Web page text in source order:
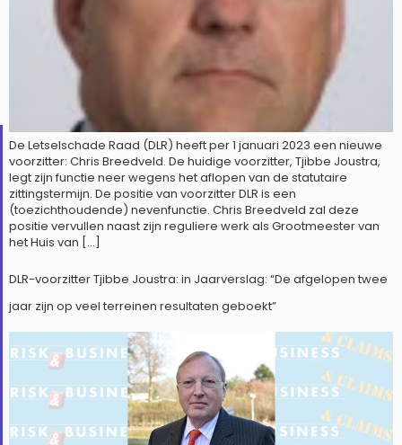
De Letselschade Raad (DLR) heeft per 1 januari 2023 een nieuwe
voorzitter: Chris Breedveld. De huidige voorzitter, Tjibbe Joustra,
legt zijn functie neer wegens het aflopen van de statutaire
zittingstermijn. De positie van voorzitter DLR is een
(toezichthoudende) nevenfunctie. Chris Breedveld zal deze
positie vervullen naast zijn reguliere werk als Grootmeester van
het Huis van […]
DLR-voorzitter Tjibbe Joustra: in Jaarverslag: “De afgelopen twee
jaar zijn op veel terreinen resultaten geboekt”